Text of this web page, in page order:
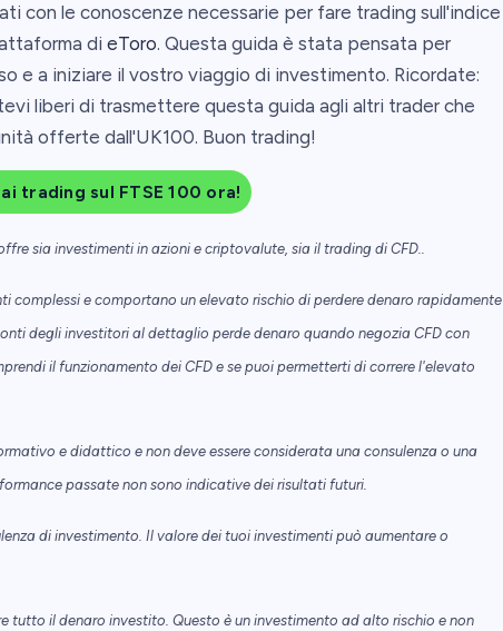
con le conoscenze necessarie per fare trading sull'indice
di eToro. Questa guida è stata pensata per
e a iniziare il vostro viaggio di investimento. Ricordate:
liberi di trasmettere questa guida agli altri trader che
offerte dall'UK100. Buon trading!
trading sul FTSE 100 ora!
sia investimenti in azioni e criptovalute, sia il trading di CFD..
complessi e comportano un elevato rischio di perdere denaro rapidamente
degli investitori al dettaglio perde denaro quando negozia CFD con
il funzionamento dei CFD e se puoi permetterti di correre l'elevato
e didattico e non deve essere considerata una consulenza o una
passate non sono indicative dei risultati futuri.
di investimento. Il valore dei tuoi investimenti può aumentare o
tutto il denaro investito. Questo è un investimento ad alto rischio e non